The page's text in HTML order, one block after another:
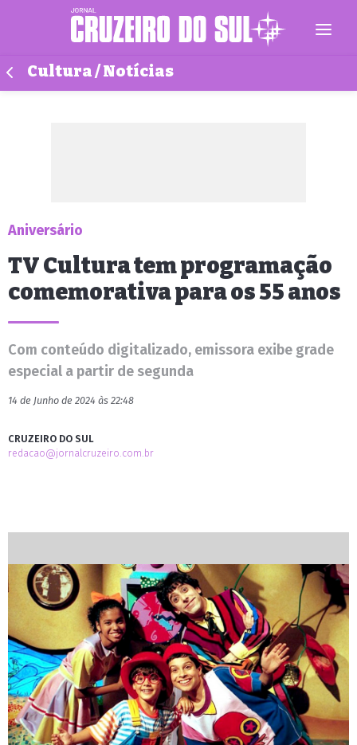
Cultura / Notícias
Aniversário
TV Cultura tem programação
comemorativa para os 55 anos
Com conteúdo digitalizado, emissora exibe grade
especial a partir de segunda
14 de Junho de 2024 às 22:48
CRUZEIRO DO SUL
redacao@jornalcruzeiro.com.br